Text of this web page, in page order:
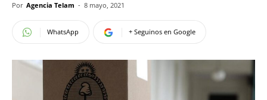
Por Agencia Telam - 8 mayo, 2021
WhatsApp + Seguinos en Google